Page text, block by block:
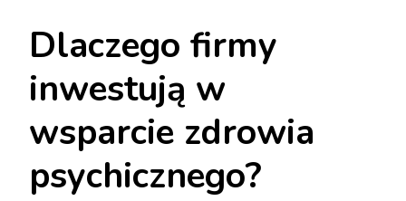
Dlaczego firmy
inwestują w
wsparcie zdrowia
psychicznego?